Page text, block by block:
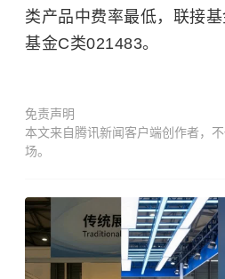
类产品中费率最低，联接
基金C类021483。
免责声明
本文来自腾讯新闻客户端创作者，
场。